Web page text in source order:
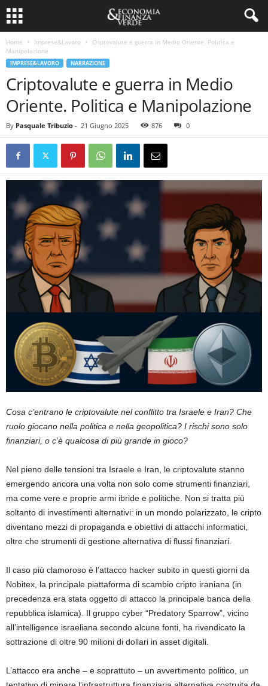
Home Imprese&Lavoro
Criptovalute e guerra in Medio Oriente. Politica e
Manipolazione
IMPRESE&LAVORO NARRAZIONE
Criptovalute e guerra in Medio
Oriente. Politica e Manipolazione
By Pasquale Tribuzio - 21 Giugno 2025 876 0
Cosa c’entrano le criptovalute nel conflitto tra Israele e Iran? Che
ruolo giocano nella politica e nella geopolitica? I rischi sono solo
finanziari, o c’è qualcosa di più grande in gioco?
Nel pieno delle tensioni tra Israele e Iran, le criptovalute stanno
emergendo ancora una volta non solo come strumenti finanziari,
ma come vere e proprie armi ibride e politiche. Non si tratta più
soltanto di investimenti alternativi: in un mondo polarizzato, le cripto
diventano mezzi di propaganda e obiettivi di attacchi informatici,
oltre che strumenti di gestione alternativa di flussi finanziari.
Il caso più clamoroso è l’attacco hacker subito in questi giorni da
Nobitex, la principale piattaforma di scambio cripto iraniana (in
precedenza era stata oggetto di attacco la principale banca della
repubblica islamica). Il gruppo cyber “Predatory Sparrow”, vicino
all’intelligence israeliana secondo alcune fonti, ha rivendicato la
sottrazione di oltre 90 milioni di dollari in asset digitali.
L’attacco era anche – e soprattuto – un avvertimento politico, un